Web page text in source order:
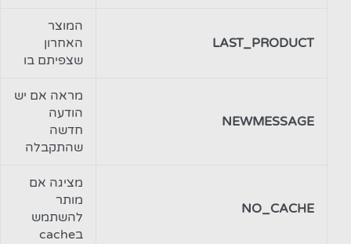
LAST_PRODUCT
המוצר
האחרון
שצפיתם בו
NEWMESSAGE
מראה אם יש
הודעה
חדשה
שהתקבלה
NO_CACHE
מציגה אם
מותר
להשתמש
בcache